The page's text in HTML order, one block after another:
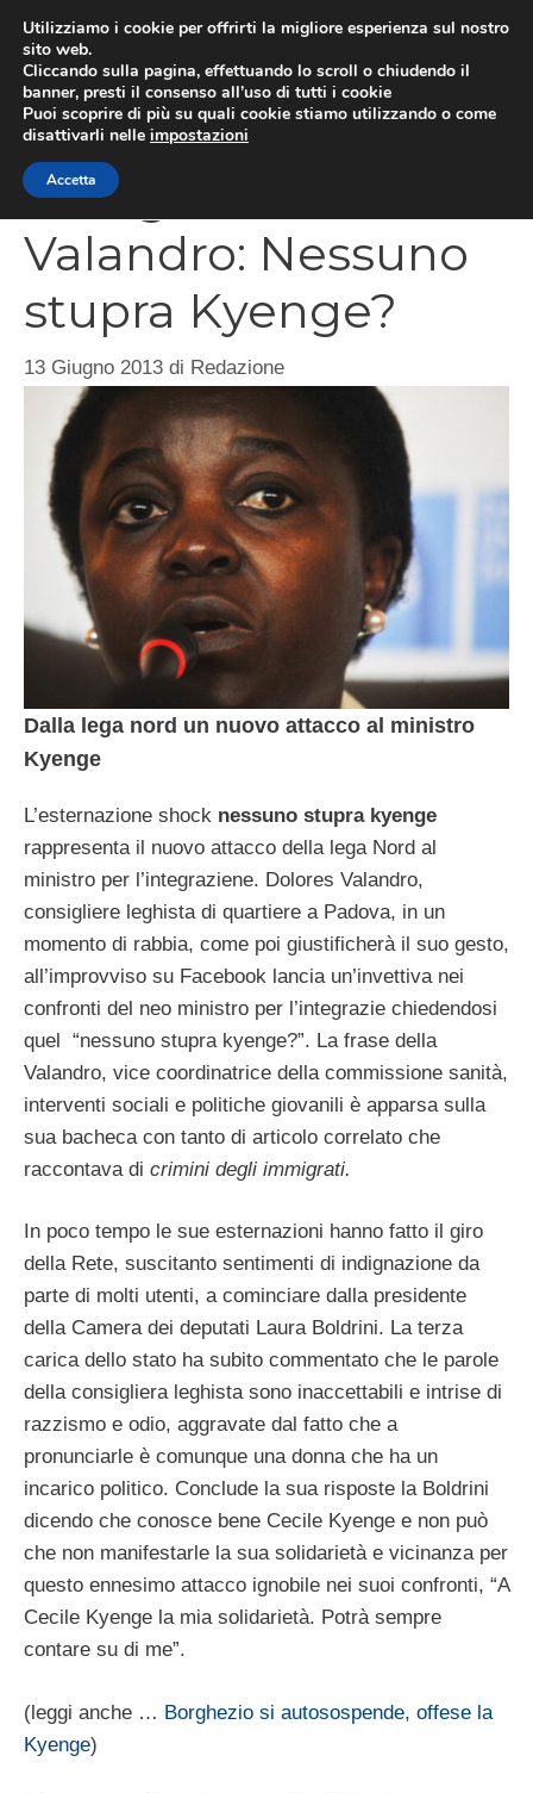
contenuto
La leghista
Valandro: Nessuno
stupra Kyenge?
13 Giugno 2013 di Redazione
Dalla lega nord un nuovo attacco al ministro
Kyenge
L’esternazione shock nessuno stupra kyenge
rappresenta il nuovo attacco della lega Nord al
ministro per l’integraziene. Dolores Valandro,
consigliere leghista di quartiere a Padova, in un
momento di rabbia, come poi giustificherà il suo gesto,
all’improvviso su Facebook lancia un’invettiva nei
confronti del neo ministro per l’integrazie chiedendosi
quel “nessuno stupra kyenge?”. La frase della
Valandro, vice coordinatrice della commissione sanità,
interventi sociali e politiche giovanili è apparsa sulla
sua bacheca con tanto di articolo correlato che
raccontava di crimini degli immigrati.
In poco tempo le sue esternazioni hanno fatto il giro
della Rete, suscitanto sentimenti di indignazione da
parte di molti utenti, a cominciare dalla presidente
della Camera dei deputati Laura Boldrini. La terza
carica dello stato ha subito commentato che le parole
della consigliera leghista sono inaccettabili e intrise di
razzismo e odio, aggravate dal fatto che a
pronunciarle è comunque una donna che ha un
incarico politico. Conclude la sua risposte la Boldrini
dicendo che conosce bene Cecile Kyenge e non può
che non manifestarle la sua solidarietà e vicinanza per
questo ennesimo attacco ignobile nei suoi confronti, “A
Cecile Kyenge la mia solidarietà. Potrà sempre
contare su di me”.
(leggi anche … Borghezio si autosospende, offese la
Kyenge)
Utilizziamo i cookie per offrirti la migliore esperienza sul nostro
sito web.
Cliccando sulla pagina, effettuando lo scroll o chiudendo il
banner, presti il consenso all’uso di tutti i cookie
Puoi scoprire di più su quali cookie stiamo utilizzando o come
disattivarli nelle impostazioni
Accetta